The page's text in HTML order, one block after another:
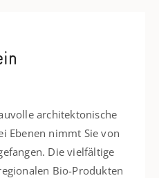
architektonische
Ebenen nimmt Sie von
Die vielfältige
Bio-Produkten